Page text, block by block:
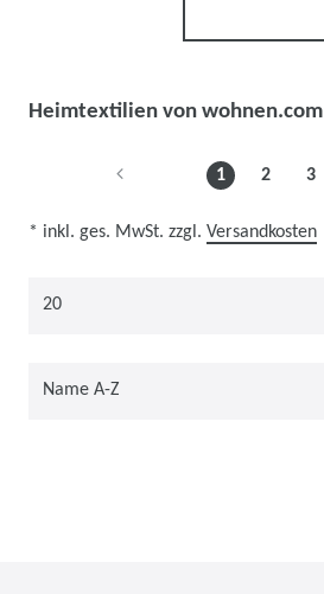
Heimtextilien von wohnen.com
1 2 3
* inkl. ges. MwSt. zzgl. Versandkosten